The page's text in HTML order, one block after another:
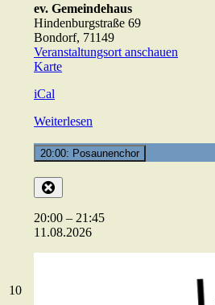
1010.08.2026
ev. Gemeindehaus
Hindenburgstraße 69
Bondorf, 71149
Veranstaltungsort anschauen
Karteev.
iCal
Weiterlesen
20:00: Posaunenchor
20:00 – 21:45
11.08.2026